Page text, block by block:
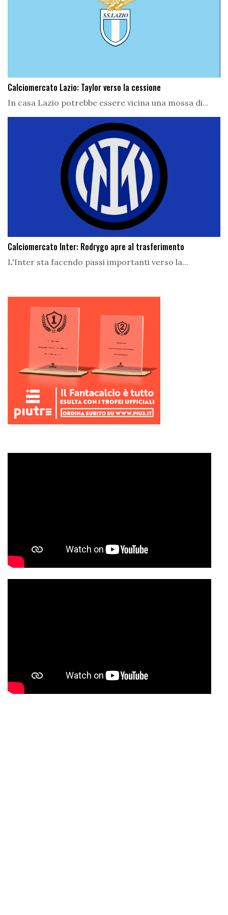
Calciomercato Lazio: Taylor verso la cessione
In casa Lazio potrebbe essere vicina una mossa di...
Calciomercato Inter: Rodrygo apre al trasferimento
L'Inter sta facendo passi importanti verso la...